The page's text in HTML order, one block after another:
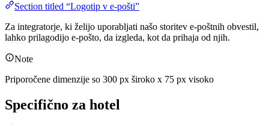
Section titled “Logotip v e-pošti”
Za integratorje, ki želijo uporabljati našo storitev e-poštnih obvestil,
lahko prilagodijo e-pošto, da izgleda, kot da prihaja od njih.
Note
Priporočene dimenzije so 300 px široko x 75 px visoko
Specifično za hotel